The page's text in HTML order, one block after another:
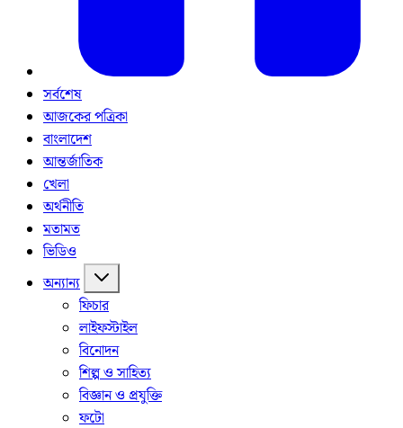
সর্বশেষ
আজকের পত্রিকা
বাংলাদেশ
আন্তর্জাতিক
খেলা
অর্থনীতি
মতামত
ভিডিও
অন্যান্য
ফিচার
লাইফস্টাইল
বিনোদন
শিল্প ও সাহিত্য
বিজ্ঞান ও প্রযুক্তি
ফটো